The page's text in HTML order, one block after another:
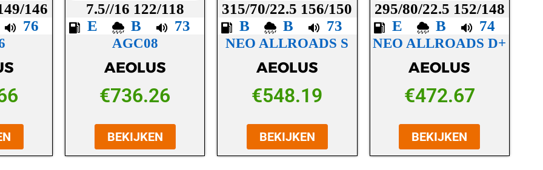
146
76
7.5//16 122/118
E
B 73
AGC08
AEOLUS
€736.26
BEKIJKEN
315/70/22.5 156/150
B
B 73
NEO ALLROADS S
AEOLUS
€548.19
BEKIJKEN
295/80/22.5 152/148
E
B 74
NEO ALLROADS D+
AEOLUS
€472.67
BEKIJKEN